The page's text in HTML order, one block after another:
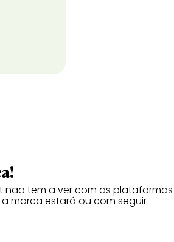
não tem a ver com as plataformas
marca estará ou com seguir